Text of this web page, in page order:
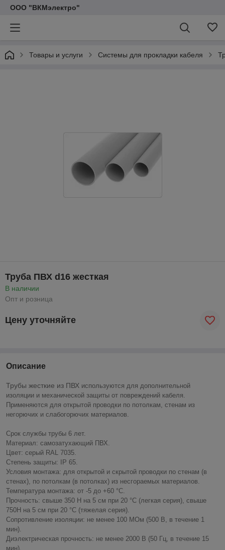
ООО "ВКМэлектро"
Товары и услуги Системы для прокладки кабеля
Труба ПВХ d16 жесткая
В наличии
Опт и розница
Цену уточняйте
Описание
Трубы жесткие из ПВХ используются для дополнительной
изоляции и механической защиты от повреждений кабеля.
Применяются для открытой проводки по потолкам, стенам из
негорючих и слабогорючих материалов.
Срок службы трубы 6 лет.
Материал: самозатухающий ПВХ.
Цвет: серый RAL 7035.
Степень защиты: IP 65.
Условия монтажа: для открытой и скрытой проводки по стенам (в
стенах), по потолкам (в потолках) из несгораемых материалов.
Температура монтажа: от -5 до +60 °С.
Прочность: свыше 350 Н на 5 см при 20 °С (легкая серия), свыше
750Н на 5 см при 20 °С (тяжелая серия).
Сопротивление изоляции: не менее 100 МОм (500 В, в течение 1
мин).
Диэлектрическая прочность: не менее 2000 В (50 Гц, в течение 15
мин).